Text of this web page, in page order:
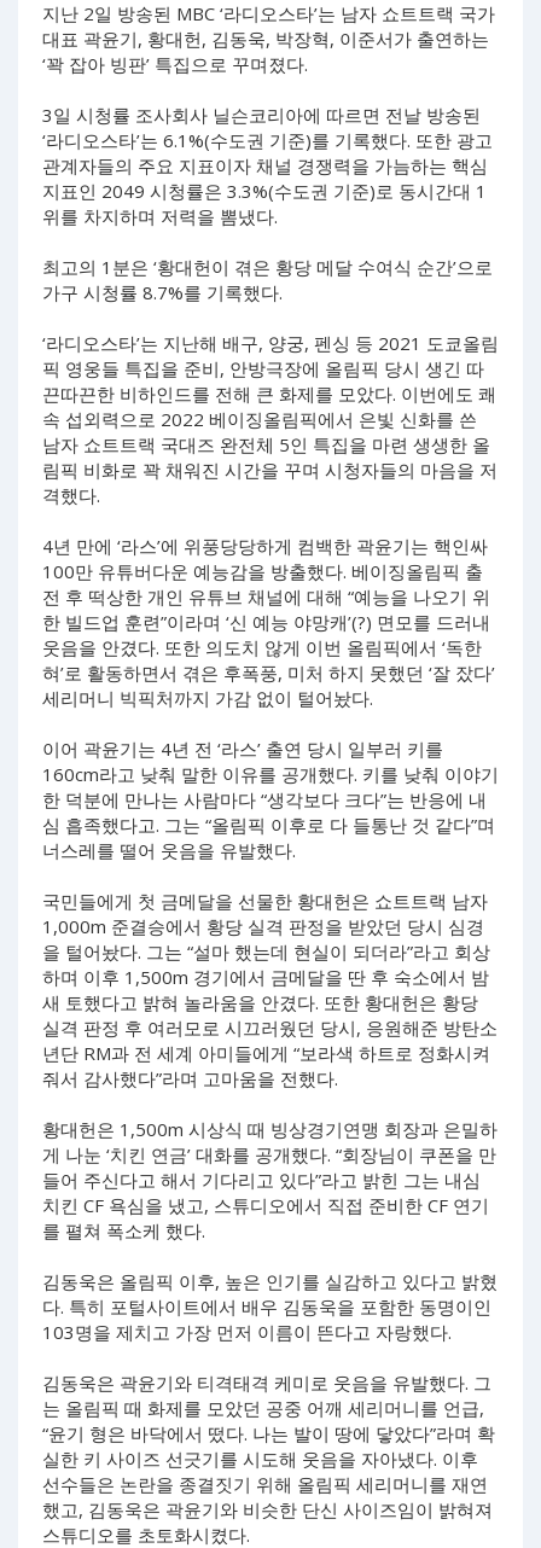
지난 2일 방송된 MBC ‘라디오스타’는 남자 쇼트트랙 국가
대표 곽윤기, 황대헌, 김동욱, 박장혁, 이준서가 출연하는
‘꽉 잡아 빙판’ 특집으로 꾸며졌다.
3일 시청률 조사회사 닐슨코리아에 따르면 전날 방송된
‘라디오스타’는 6.1%(수도권 기준)를 기록했다. 또한 광고
관계자들의 주요 지표이자 채널 경쟁력을 가늠하는 핵심
지표인 2049 시청률은 3.3%(수도권 기준)로 동시간대 1
위를 차지하며 저력을 뽐냈다.
최고의 1분은 ‘황대헌이 겪은 황당 메달 수여식 순간’으로
가구 시청률 8.7%를 기록했다.
‘라디오스타’는 지난해 배구, 양궁, 펜싱 등 2021 도쿄올림
픽 영웅들 특집을 준비, 안방극장에 올림픽 당시 생긴 따
끈따끈한 비하인드를 전해 큰 화제를 모았다. 이번에도 쾌
속 섭외력으로 2022 베이징올림픽에서 은빛 신화를 쓴
남자 쇼트트랙 국대즈 완전체 5인 특집을 마련 생생한 올
림픽 비화로 꽉 채워진 시간을 꾸며 시청자들의 마음을 저
격했다.
4년 만에 ‘라스’에 위풍당당하게 컴백한 곽윤기는 핵인싸
100만 유튜버다운 예능감을 방출했다. 베이징올림픽 출
전 후 떡상한 개인 유튜브 채널에 대해 “예능을 나오기 위
한 빌드업 훈련”이라며 ‘신 예능 야망캐’(?) 면모를 드러내
웃음을 안겼다. 또한 의도치 않게 이번 올림픽에서 ‘독한
혀’로 활동하면서 겪은 후폭풍, 미처 하지 못했던 ‘잘 잤다’
세리머니 빅픽처까지 가감 없이 털어놨다.
이어 곽윤기는 4년 전 ‘라스’ 출연 당시 일부러 키를
160cm라고 낮춰 말한 이유를 공개했다. 키를 낮춰 이야기
한 덕분에 만나는 사람마다 “생각보다 크다”는 반응에 내
심 흡족했다고. 그는 “올림픽 이후로 다 들통난 것 같다”며
너스레를 떨어 웃음을 유발했다.
국민들에게 첫 금메달을 선물한 황대헌은 쇼트트랙 남자
1,000m 준결승에서 황당 실격 판정을 받았던 당시 심경
을 털어놨다. 그는 “설마 했는데 현실이 되더라”라고 회상
하며 이후 1,500m 경기에서 금메달을 딴 후 숙소에서 밤
새 토했다고 밝혀 놀라움을 안겼다. 또한 황대헌은 황당
실격 판정 후 여러모로 시끄러웠던 당시, 응원해준 방탄소
년단 RM과 전 세계 아미들에게 “보라색 하트로 정화시켜
줘서 감사했다”라며 고마움을 전했다.
황대헌은 1,500m 시상식 때 빙상경기연맹 회장과 은밀하
게 나눈 ‘치킨 연금’ 대화를 공개했다. “회장님이 쿠폰을 만
들어 주신다고 해서 기다리고 있다”라고 밝힌 그는 내심
치킨 CF 욕심을 냈고, 스튜디오에서 직접 준비한 CF 연기
를 펼쳐 폭소케 했다.
김동욱은 올림픽 이후, 높은 인기를 실감하고 있다고 밝혔
다. 특히 포털사이트에서 배우 김동욱을 포함한 동명이인
103명을 제치고 가장 먼저 이름이 뜬다고 자랑했다.
김동욱은 곽윤기와 티격태격 케미로 웃음을 유발했다. 그
는 올림픽 때 화제를 모았던 공중 어깨 세리머니를 언급,
“윤기 형은 바닥에서 떴다. 나는 발이 땅에 닿았다”라며 확
실한 키 사이즈 선긋기를 시도해 웃음을 자아냈다. 이후
선수들은 논란을 종결짓기 위해 올림픽 세리머니를 재연
했고, 김동욱은 곽윤기와 비슷한 단신 사이즈임이 밝혀져
스튜디오를 초토화시켰다.